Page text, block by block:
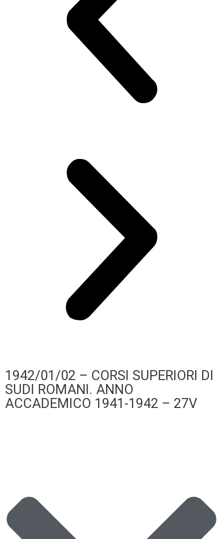
1942/01/02 – CORSI SUPERIORI DI
SUDI ROMANI. ANNO
ACCADEMICO 1941-1942 – 27V